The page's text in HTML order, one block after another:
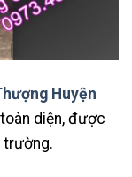
Huyện
diện, được
trường.